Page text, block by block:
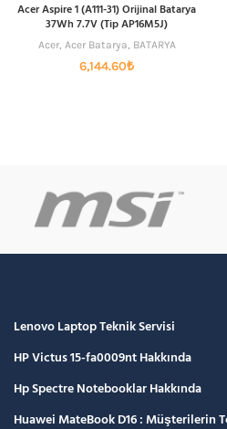
Acer Aspire 1 (A111-31) Orijinal Batarya
37Wh 7.7V (Tip AP16M5J)
Acer, Acer Batarya, BATARYA
6,144.60₺
Lenovo Laptop Teknik Servisi
HP Victus 15-fa0009nt Hakkında
Hp Spectre Notebooklar Hakkında
Huawei MateBook D16 : Müşterilerin